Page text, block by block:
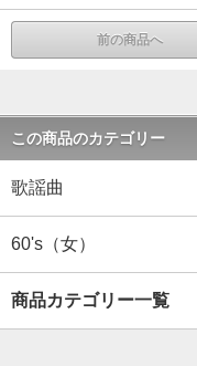
前の商品へ
この商品のカテゴリー
歌謡曲
60's（女）
商品カテゴリー一覧